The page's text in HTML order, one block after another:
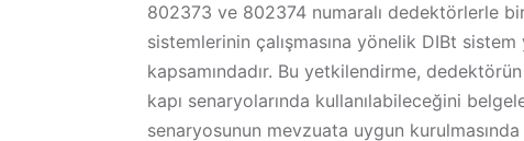
802373 ve 802374 numaralı dedektörlerle
sistemlerinin çalışmasına yönelik DIBt
kapsamındadır. Bu yetkilendirme,
kapı senaryolarında kullanılabileceğini
senaryosunun mevzuata uygun